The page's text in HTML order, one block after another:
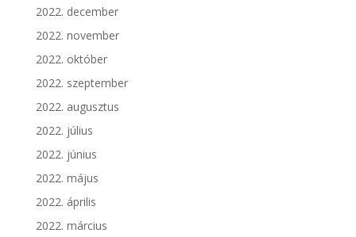
2022. december
2022. november
2022. október
2022. szeptember
2022. augusztus
2022. július
2022. június
2022. május
2022. április
2022. március